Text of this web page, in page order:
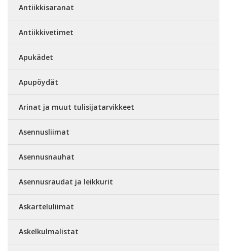
Antiikkisaranat
Antiikkivetimet
Apukädet
Apupöydät
Arinat ja muut tulisijatarvikkeet
Asennusliimat
Asennusnauhat
Asennusraudat ja leikkurit
Askarteluliimat
Askelkulmalistat